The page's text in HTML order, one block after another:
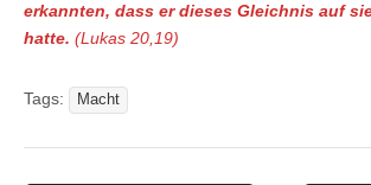
erkannten, dass er dieses Gleichnis auf
hatte. (Lukas 20,19)
Tags: Macht